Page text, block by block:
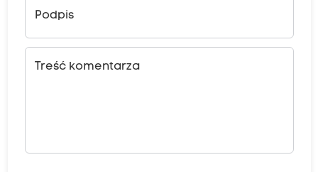
Podpis
Treść komentarza